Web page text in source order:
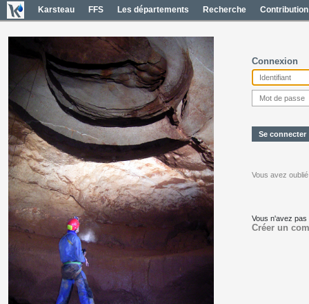
Karsteau FFS Les départements Recherche Contribution
Connexion
Vous avez
Vous n'avez
Créer un